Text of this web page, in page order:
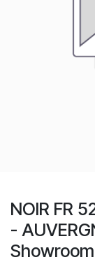
NOIR FR
-
Showroom